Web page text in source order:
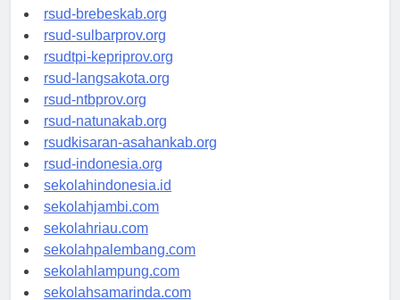
rsudkoja-jakarta.org
rsud-brebeskab.org
rsud-sulbarprov.org
rsudtpi-kepriprov.org
rsud-langsakota.org
rsud-ntbprov.org
rsud-natunakab.org
rsudkisaran-asahankab.org
rsud-indonesia.org
sekolahindonesia.id
sekolahjambi.com
sekolahriau.com
sekolahpalembang.com
sekolahlampung.com